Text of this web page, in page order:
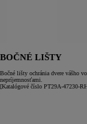
BOČNÉ LIŠTY
Bočné lišty ochránia dvere vášho
nepríjemnosťami.
[Katalógové číslo PT29A-47230-